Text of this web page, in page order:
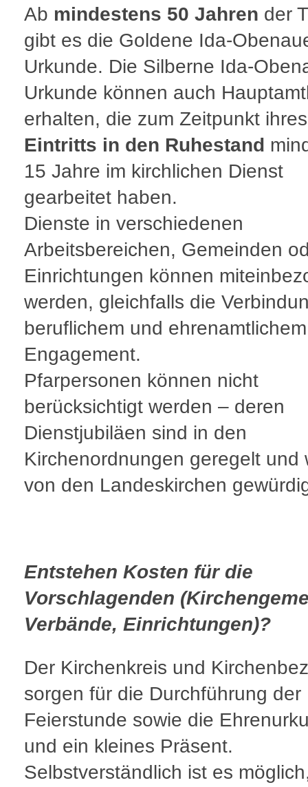
Ab mindestens 50 Jahren der
gibt es die Goldene Ida-
Urkunde. Die Silberne Ida-
Urkunde können auch
erhalten, die zum Zeitpunkt ihres
Eintritts in den Ruhestand
15 Jahre im kirchlichen Dienst
gearbeitet haben.
Dienste in verschiedenen
Arbeitsbereichen, Gemeinden
Einrichtungen können
werden, gleichfalls die
beruflichem und ehrenamtlichem
Engagement.
Pfarpersonen können nicht
berücksichtigt werden – deren
Dienstjubiläen sind in den
Kirchenordnungen geregelt und
von den Landeskirchen
Entstehen Kosten für die
Vorschlagenden
Verbände, Einrichtungen)?
Der Kirchenkreis und
sorgen für die Durchführung der
Feierstunde sowie die
und ein kleines Präsent.
Selbstverständlich ist es